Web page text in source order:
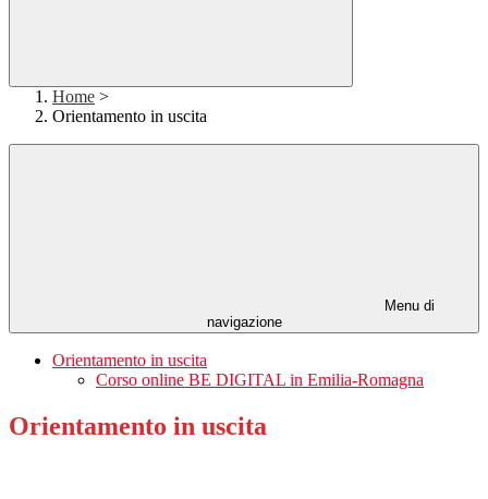
Home >
Orientamento in uscita
Menu di
navigazione
Orientamento in uscita
Corso online BE DIGITAL in Emilia-Romagna
Orientamento in uscita